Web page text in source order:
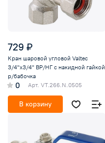
729 ₽
Кран шаровой угловой Valtec
3/4"х3/4" ВР/НГ с накидной гайкой
р/бабочка
0 Арт. VT.266.N.0505
В корзину